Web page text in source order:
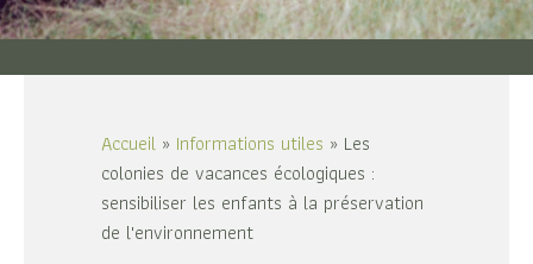
Accueil » Informations utiles » Les
colonies de vacances écologiques :
sensibiliser les enfants à la préservation
de l'environnement